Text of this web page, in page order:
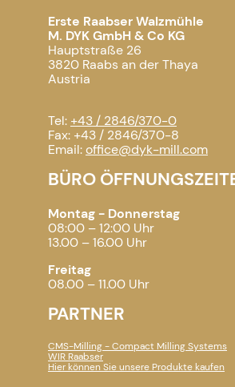
Erste Raabser Walzmühle
M. DYK GmbH & Co KG
Hauptstraße 26
3820 Raabs an der Thaya
Austria
Tel: +43 / 2846/370-0
Fax: +43 / 2846/370-8
Email:office@dyk-mill.com
BÜRO
Montag - Donnerstag
08:00 – 12:00 Uhr
13.00 – 16.00 Uhr
Freitag
08.00 – 11.00 Uhr
PARTNER
CMS-Milling - Compact Milling Systems
WIR Raabser
Hier können Sie unsere Produkte kaufen